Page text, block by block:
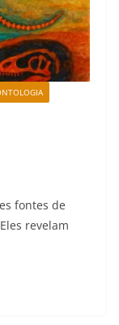
fontes de
revelam